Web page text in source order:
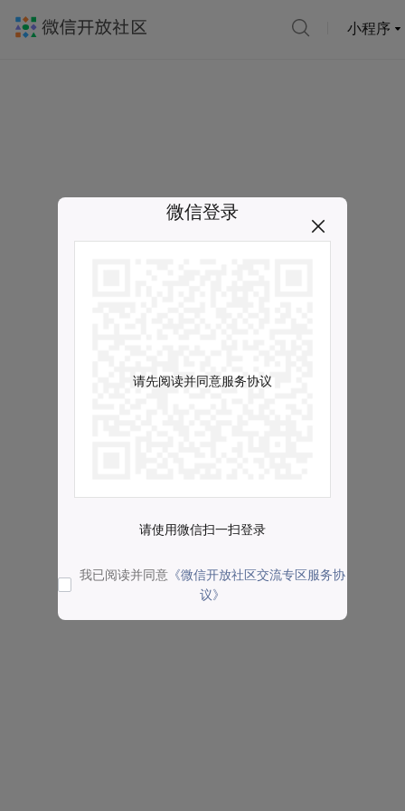
小程序
微信登录
请先阅读并同意服务协议
请使用微信扫一扫登录
我已阅读并同意 《微信开放社区交流专区服务协
议》